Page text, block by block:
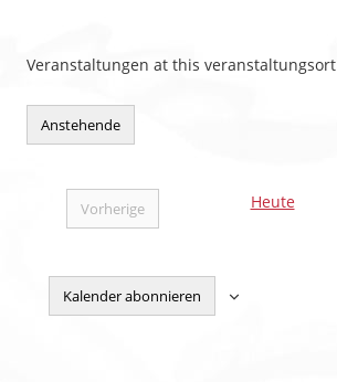
Veranstaltungen at this veranstaltungsort
Anstehende
Vorherige
Veranstaltungen
Heute
Kalender abonnieren